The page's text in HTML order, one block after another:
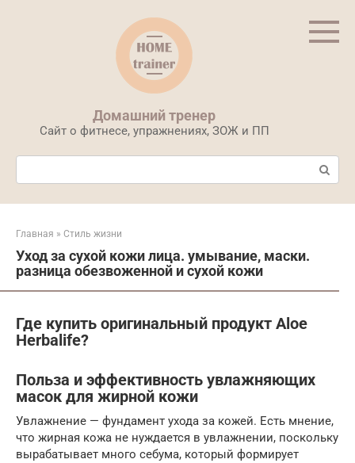
Домашний тренер
Сайт о фитнесе, упражнениях, ЗОЖ и ПП
Поиск:
Главная » Стиль жизни
Уход за сухой кожи лица. умывание, маски.
разница обезвоженной и сухой кожи
Где купить оригинальный продукт Aloe
Herbalife?
Польза и эффективность увлажняющих
масок для жирной кожи
Увлажнение — фундамент ухода за кожей. Есть мнение,
что жирная кожа не нуждается в увлажнении, поскольку
вырабатывает много себума, который формирует